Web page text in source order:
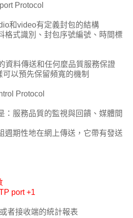
Protocol
和video有定義封包的結構
格式識別、封包序號編號、時間標
資料傳送和任何麼品質服務保證
以預先保留頻寬的機制
Protocol
：服務品質的監視與回饋、媒體間
週期性地在網上傳送，它帶有發送
port +1
者接收端的統計報表